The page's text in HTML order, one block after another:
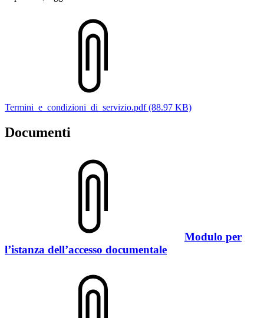
Termini_e_condizioni_di_servizio.pdf (88.97 KB)
Documenti
Modulo per
l’istanza dell’accesso documentale